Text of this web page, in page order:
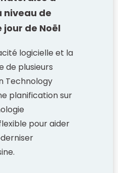
niveau de
de Noël
logicielle et la
de plusieurs
Technology
planification sur
pour aider